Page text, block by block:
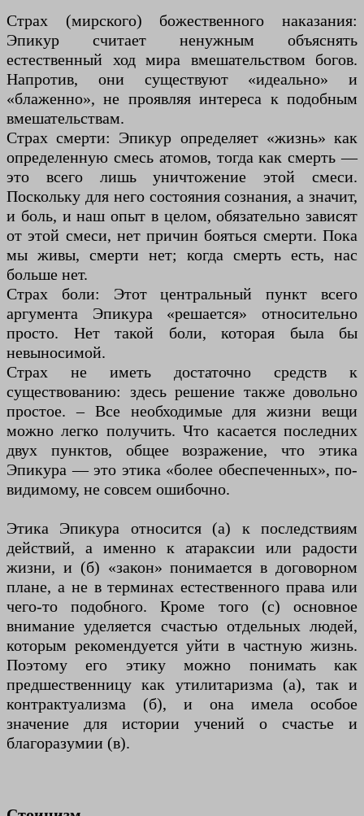
Страх (мирского) божественного наказания:
Эпикур считает ненужным объяснять
естественный ход мира вмешательством богов.
Напротив, они существуют «идеально» и
«блаженно», не проявляя интереса к подобным
вмешательствам.
Страх смерти: Эпикур определяет «жизнь» как
определенную смесь атомов, тогда как смерть —
это всего лишь уничтожение этой смеси.
Поскольку для него состояния сознания, а значит,
и боль, и наш опыт в целом, обязательно зависят
от этой смеси, нет причин бояться смерти. Пока
мы живы, смерти нет; когда смерть есть, нас
больше нет.
Страх боли: Этот центральный пункт всего
аргумента Эпикура «решается» относительно
просто. Нет такой боли, которая была бы
невыносимой.
Страх не иметь достаточно средств к
существованию: здесь решение также довольно
простое. – Все необходимые для жизни вещи
можно легко получить. Что касается последних
двух пунктов, общее возражение, что этика
Эпикура — это этика «более обеспеченных», по-
видимому, не совсем ошибочно.
Этика Эпикура относится (а) к последствиям
действий, а именно к атараксии или радости
жизни, и (б) «закон» понимается в договорном
плане, а не в терминах естественного права или
чего-то подобного. Кроме того (c) основное
внимание уделяется счастью отдельных людей,
которым рекомендуется уйти в частную жизнь.
Поэтому его этику можно понимать как
предшественницу как утилитаризма (а), так и
контрактуализма (б), и она имела особое
значение для истории учений о счастье и
благоразумии (в).